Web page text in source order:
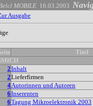
MOBILE 16.03.2003
Ausgabe
Titel
2Inhalt
2Lieferfirmen
4Autorinnen und Autoren
6Inserenten
6Tagung Mikroelektronik 2003